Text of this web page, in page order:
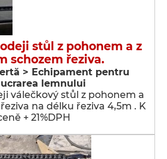
stůl z pohonem a z
schozem řeziva.
> Echipament pentru
lemnului
válečkový stůl z pohonem a
na délku řeziva 4,5m . K
+ 21%DPH